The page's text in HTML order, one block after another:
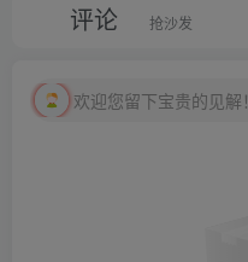
评论 抢沙发
欢迎您留下宝贵的见解！